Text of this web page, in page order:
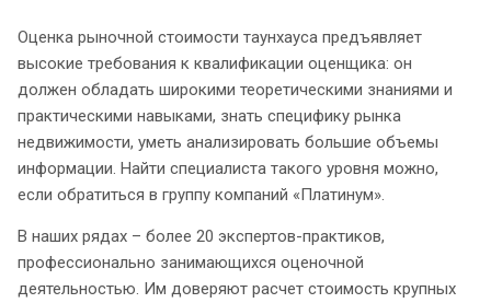
Оценка рыночной стоимости таунхауса предъявляет
высокие требования к квалификации оценщика: он
должен обладать широкими теоретическими знаниями и
практическими навыками, знать специфику рынка
недвижимости, уметь анализировать большие объемы
информации. Найти специалиста такого уровня можно,
если обратиться в группу компаний «Платинум».
В наших рядах – более 20 экспертов-практиков,
профессионально занимающихся оценочной
деятельностью. Им доверяют расчет стоимость крупных